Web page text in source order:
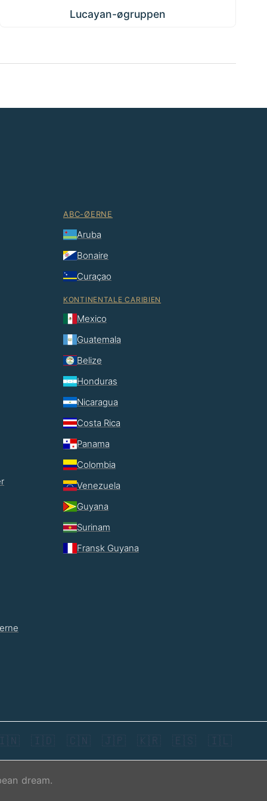
Lucayan-øgruppen
ABC-ØERNE
Aruba
Bonaire
Curaçao
KONTINENTALE CARIBIEN
Mexico
Guatemala
Belize
Honduras
Nicaragua
Costa Rica
Panama
Colombia
Venezuela
Guyana
Surinam
Fransk Guyana
🇮🇩 🇨🇳 🇯🇵 🇰🇷 🇪🇸 🇮🇱
dream.